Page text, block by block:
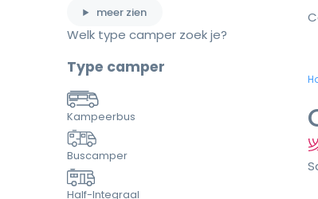
meer zien
Welk type camper zoek je?
Type camper
Kampeerbus
Buscamper
Half-Integraal